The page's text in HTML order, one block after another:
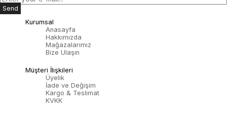
Send
Kurumsal
Anasayfa
Hakkımızda
Mağazalarımız
Bize Ulaşın
Müşteri İlişkileri
Üyelik
İade ve Değişim
Kargo & Teslimat
KVKK